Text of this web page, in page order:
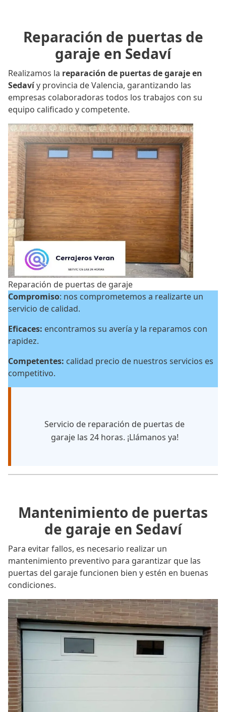
Reparación de puertas de
garaje en Sedaví
Realizamos la reparación de puertas de garaje en
Sedavíy provincia de Valencia, garantizando las
empresas colaboradoras todos los trabajos con su
equipo calificado y competente.
Reparación de puertas de garaje
Compromiso: nos comprometemos a realizarte un
servicio de calidad.
Eficaces: encontramos su avería y la reparamos con
rapidez.
Competentes: calidad precio de nuestros servicios es
competitivo.
Servicio de reparación de puertas de
garaje las 24 horas. ¡Llámanos ya!
Mantenimiento de puertas
de garaje en Sedaví
Para evitar fallos, es necesario realizar un
mantenimiento preventivo para garantizar que las
puertas del garaje funcionen bien y estén en buenas
condiciones.